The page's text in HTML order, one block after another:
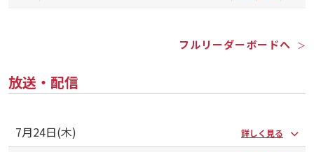
フルリーダーボードへ ＞
放送・配信
7月24日(木) 詳しく見る